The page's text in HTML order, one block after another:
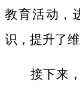
教育活动，
识，提升了
接下来